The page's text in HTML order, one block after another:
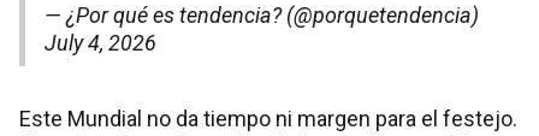
— ¿Por qué es tendencia? (@porquetendencia)
July 4, 2026
Este Mundial no da tiempo ni margen para el festejo.